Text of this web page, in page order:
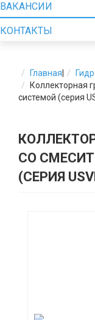
ВАКАНСИИ
КОНТАКТЫ
Главная
Коллекторная
системой (серия
СО
(СЕРИЯ